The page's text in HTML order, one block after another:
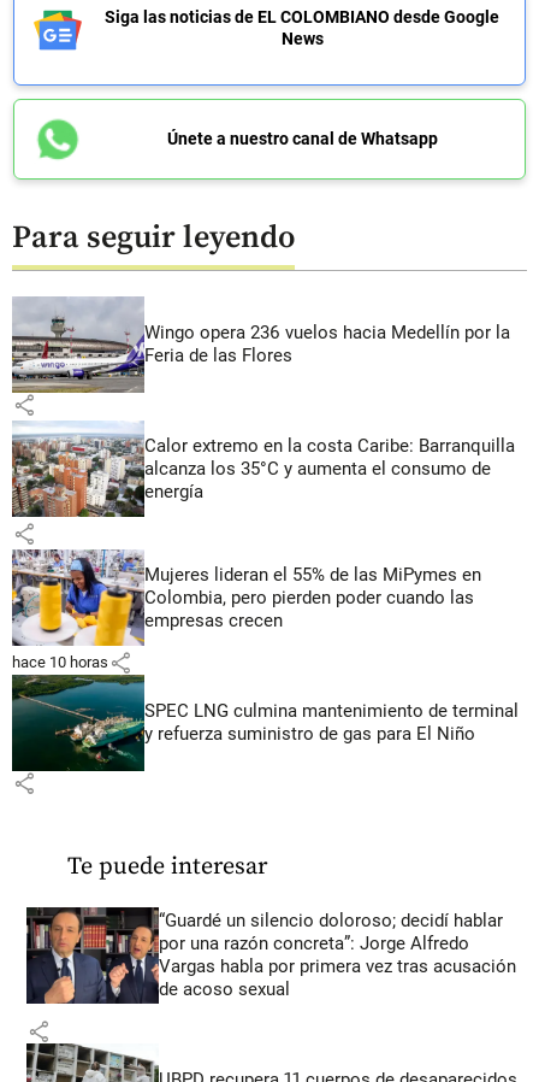
Siga las noticias de EL COLOMBIANO desde Google
News
Únete a nuestro canal de Whatsapp
Para seguir leyendo
Wingo opera 236 vuelos hacia Medellín por la
Feria de las Flores
share
Calor extremo en la costa Caribe: Barranquilla
alcanza los 35°C y aumenta el consumo de
energía
share
Mujeres lideran el 55% de las MiPymes en
Colombia, pero pierden poder cuando las
empresas crecen
hace 10 horas share
SPEC LNG culmina mantenimiento de terminal
y refuerza suministro de gas para El Niño
share
Te puede interesar
“Guardé un silencio doloroso; decidí hablar
por una razón concreta”: Jorge Alfredo
Vargas habla por primera vez tras acusación
de acoso sexual
share